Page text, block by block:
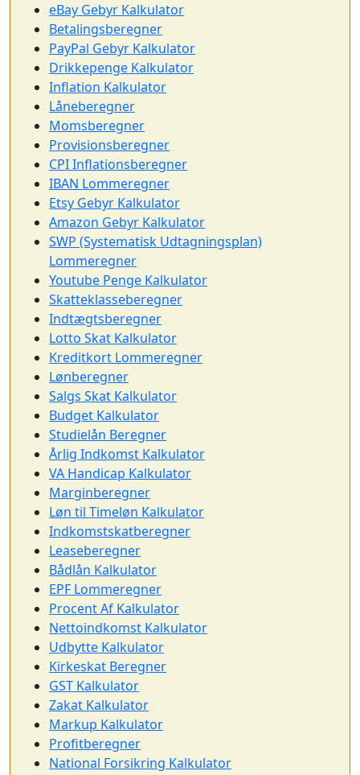
eBay Gebyr Kalkulator
Betalingsberegner
PayPal Gebyr Kalkulator
Drikkepenge Kalkulator
Inflation Kalkulator
Låneberegner
Momsberegner
Provisionsberegner
CPI Inflationsberegner
IBAN Lommeregner
Etsy Gebyr Kalkulator
Amazon Gebyr Kalkulator
SWP (Systematisk Udtagningsplan)
Lommeregner
Youtube Penge Kalkulator
Skatteklasseberegner
Indtægtsberegner
Lotto Skat Kalkulator
Kreditkort Lommeregner
Lønberegner
Salgs Skat Kalkulator
Budget Kalkulator
Studielån Beregner
Årlig Indkomst Kalkulator
VA Handicap Kalkulator
Marginberegner
Løn til Timeløn Kalkulator
Indkomstskatberegner
Leaseberegner
Bådlån Kalkulator
EPF Lommeregner
Procent Af Kalkulator
Nettoindkomst Kalkulator
Udbytte Kalkulator
Kirkeskat Beregner
GST Kalkulator
Zakat Kalkulator
Markup Kalkulator
Profitberegner
National Forsikring Kalkulator